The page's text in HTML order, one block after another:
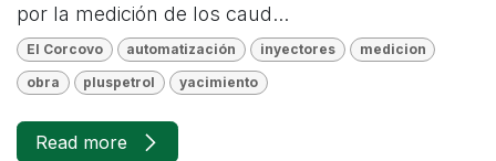
por la medición de los caud...
El Corcovo automatización inyectores medicion
obra pluspetrol yacimiento
Read more